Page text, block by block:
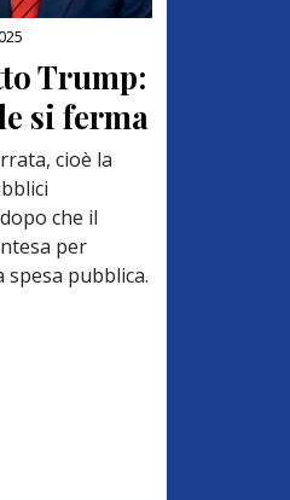
Trump:
si ferma
cioè la
che il
per
pubblica.